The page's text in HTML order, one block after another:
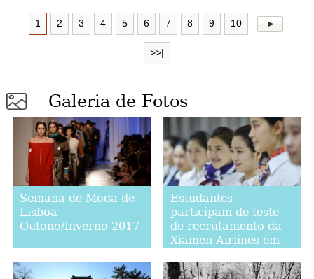
1 2 3 4 5 6 7 8 9 10
>>|
Galeria de Fotos
Semana de Moda de
Lisboa
Outono/Inverno 2017
Estudantes
participam de teste
de recrutamento da
Xiamen Airlines em